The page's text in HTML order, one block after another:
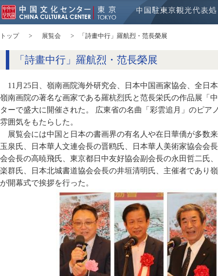
トップ 展覧会 「詩畫中行」羅航烈・范長榮展
「詩畫中行」羅航烈・范長榮展
11月25日、嶺南画院海外研究会、日本中国画家協会、全日
嶺南画院の著名な画家である羅杭烈氏と范長栄氏の作品展「
ターで盛大に開催された。 広東省の名曲「彩雲追月」のピア
雰囲気をもたらした。
展覧会には中国と日本の書画界の有名人や在日華僑が多数
玉泉氏、日本華人文連会長の晋鸥氏、日本華人美術家協会会
会会長の高暁飛氏、東京都日中友好協会副会長の永田哲二氏
楽群氏、日本北城書道協会会長の井垣清明氏、主催者であり
が開幕式で挨拶を行った。